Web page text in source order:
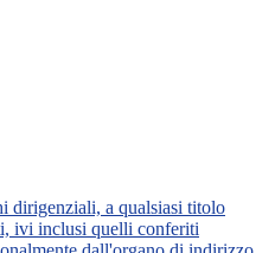
dirigenziali, a qualsiasi titolo
ivi inclusi quelli conferiti